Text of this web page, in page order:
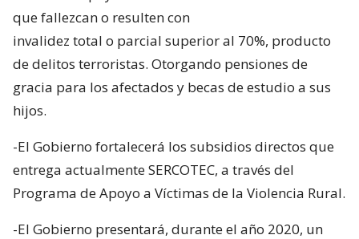
que fallezcan o resulten con
invalidez total o parcial superior al 70%, producto
de delitos terroristas. Otorgando pensiones de
gracia para los afectados y becas de estudio a sus
hijos.
-El Gobierno fortalecerá los subsidios directos que
entrega actualmente SERCOTEC, a través del
Programa de Apoyo a Víctimas de la Violencia Rural.
-El Gobierno presentará, durante el año 2020, un